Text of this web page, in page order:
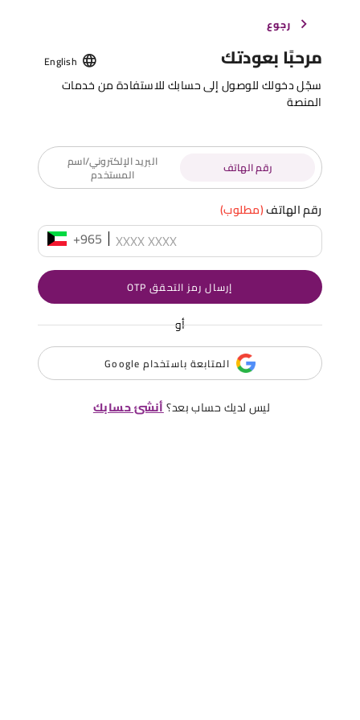
رجوع
مرحبًا بعودتك English
سجّل دخولك للوصول إلى حسابك للاستفادة من خدمات
المنصة
رقم الهاتف البريد الإلكتروني/اسم
المستخدم
رقم الهاتف(مطلوب)
+965
إرسال رمز التحقق OTP
أو
المتابعة باستخدام Google
ليس لديك حساب بعد؟أنشئ حسابك